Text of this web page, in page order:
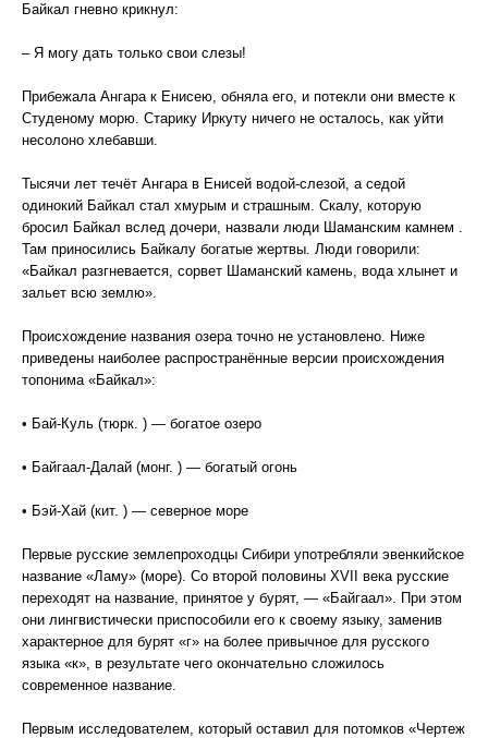
Байкал гневно крикнул:
– Я могу дать только свои слезы!
Прибежала Ангара к Енисею, обняла его, и потекли они вместе к
Студеному морю. Старику Иркуту ничего не осталось, как уйти
несолоно хлебавши.
Тысячи лет течёт Ангара в Енисей водой-слезой, а седой
одинокий Байкал стал хмурым и страшным. Скалу, которую
бросил Байкал вслед дочери, назвали люди Шаманским камнем .
Там приносились Байкалу богатые жертвы. Люди говорили:
«Байкал разгневается, сорвет Шаманский камень, вода хлынет и
зальет всю землю».
Происхождение названия озера точно не установлено. Ниже
приведены наиболее распространённые версии происхождения
топонима «Байкал»:
• Бай-Куль (тюрк. ) — богатое озеро
• Байгаал-Далай (монг. ) — богатый огонь
• Бэй-Хай (кит. ) — северное море
Первые русские землепроходцы Сибири употребляли эвенкийское
название «Ламу» (море). Со второй половины XVII века русские
переходят на название, принятое у бурят, — «Байгаал». При этом
они лингвистически приспособили его к своему языку, заменив
характерное для бурят «г» на более привычное для русского
языка «к», в результате чего окончательно сложилось
современное название.
Первым исследователем, который оставил для потомков «Чертеж